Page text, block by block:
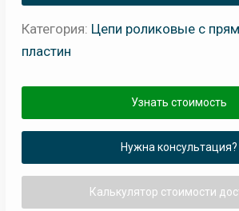
Категория: Цепи роликовые с
пластин
Узнать стоимость
Нужна консультация?
Калькулятор стоимости